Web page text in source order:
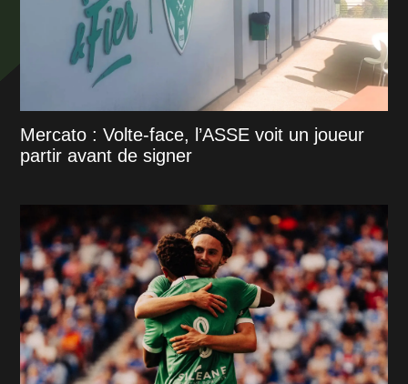
Mercato : Volte-face, l’ASSE voit un joueur
partir avant de signer